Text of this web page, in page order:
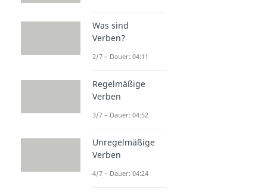
Was sind
Verben?
2/7 – Dauer: 04:11
Regelmäßige
Verben
3/7 – Dauer: 04:52
Unregelmäßige
Verben
4/7 – Dauer: 04:24